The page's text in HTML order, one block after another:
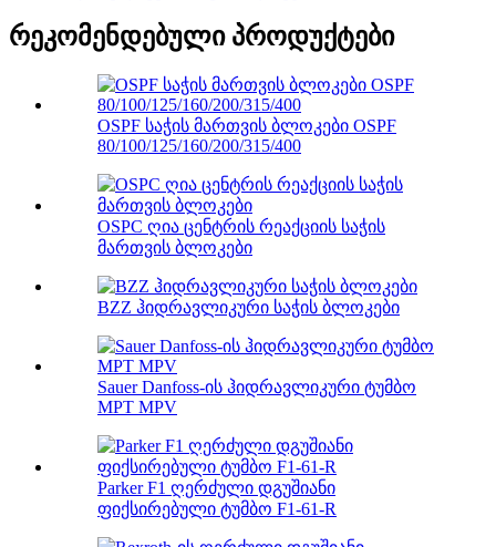
რეკომენდებული პროდუქტები
OSPF საჭის მართვის ბლოკები OSPF
80/100/125/160/200/315/400
OSPC ღია ცენტრის რეაქციის საჭის
მართვის ბლოკები
BZZ ჰიდრავლიკური საჭის ბლოკები
Sauer Danfoss-ის ჰიდრავლიკური ტუმბო
MPT MPV
Parker F1 ღერძული დგუშიანი
ფიქსირებული ტუმბო F1-61-R